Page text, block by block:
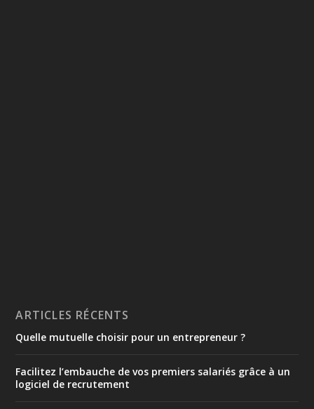
ARTICLES RÉCENTS
Quelle mutuelle choisir pour un entrepreneur ?
Facilitez l’embauche de vos premiers salariés grâce à un
logiciel de recrutement